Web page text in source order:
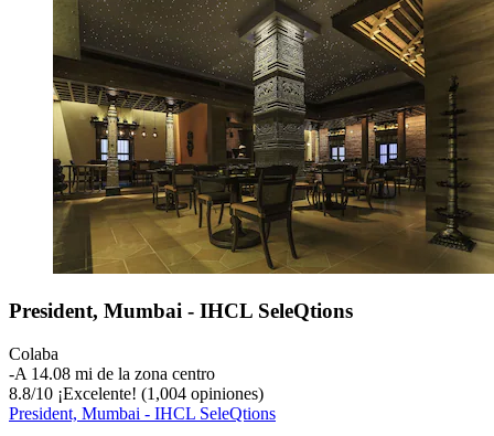
President, Mumbai - IHCL SeleQtions
Colaba
‐A 14.08 mi de la zona centro
8.8/10 ¡Excelente! (1,004 opiniones)
President, Mumbai - IHCL SeleQtions